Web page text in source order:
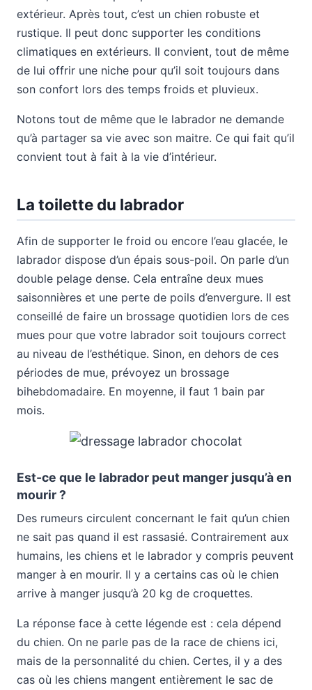
extérieur. Après tout, c’est un chien robuste et
rustique. Il peut donc supporter les conditions
climatiques en extérieurs. Il convient, tout de même
de lui offrir une niche pour qu’il soit toujours dans
son confort lors des temps froids et pluvieux.
Notons tout de même que le labrador ne demande
qu’à partager sa vie avec son maitre. Ce qui fait qu’il
convient tout à fait à la vie d’intérieur.
La toilette du labrador
Afin de supporter le froid ou encore l’eau glacée, le
labrador dispose d’un épais sous-poil. On parle d’un
double pelage dense. Cela entraîne deux mues
saisonnières et une perte de poils d’envergure. Il est
conseillé de faire un brossage quotidien lors de ces
mues pour que votre labrador soit toujours correct
au niveau de l’esthétique. Sinon, en dehors de ces
périodes de mue, prévoyez un brossage
bihebdomadaire. En moyenne, il faut 1 bain par
mois.
Est-ce que le labrador peut manger jusqu’à en
mourir ?
Des rumeurs circulent concernant le fait qu’un chien
ne sait pas quand il est rassasié. Contrairement aux
humains, les chiens et le labrador y compris peuvent
manger à en mourir. Il y a certains cas où le chien
arrive à manger jusqu’à 20 kg de croquettes.
La réponse face à cette légende est : cela dépend
du chien. On ne parle pas de la race de chiens ici,
mais de la personnalité du chien. Certes, il y a des
cas où les chiens mangent entièrement le sac de